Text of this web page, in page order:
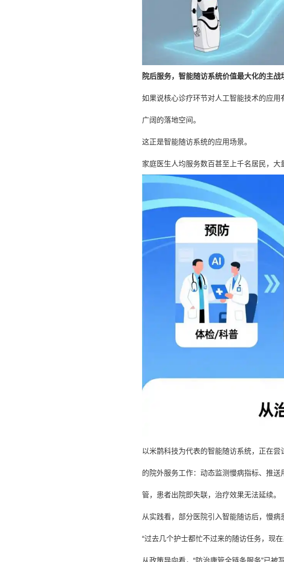
院后服务，智能随访系统价值最大化的主战
如果说核心诊疗环节对人工智能技术的应
广阔的落地空间。
这正是智能随访系统的应用场景。
家庭医生人均服务数百甚至上千名居民，
以米鹊科技为代表的智能随访系统，正在
的院外服务工作：动态监测慢病指标、推
管，患者出院即失联，治疗效果无法延续。
从实践看，部分医院引入智能随访后，慢
“过去几个护士都忙不过来的随访任务，现